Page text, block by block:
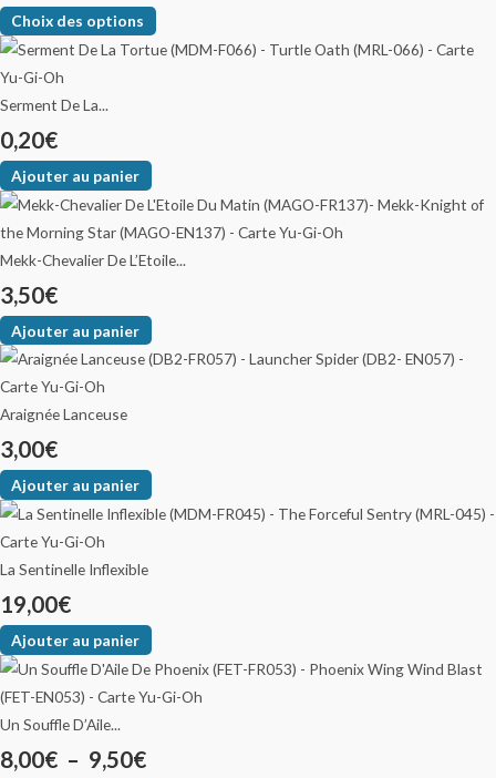
Choix des options
Serment De La...
0,20€
Ajouter au panier
Mekk-Chevalier De L’Etoile...
3,50€
Ajouter au panier
Araignée Lanceuse
3,00€
Ajouter au panier
La Sentinelle Inflexible
19,00€
Ajouter au panier
Un Souffle D’Aile...
8,00€ – 9,50€